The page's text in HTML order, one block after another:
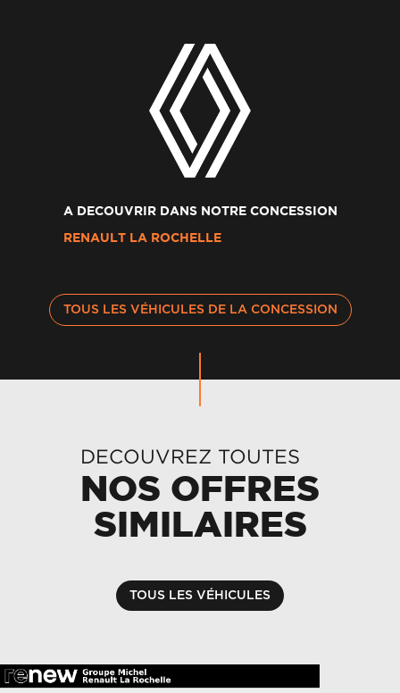
A DECOUVRIR DANS NOTRE CONCESSION
RENAULT LA ROCHELLE
TOUS LES VÉHICULES DE LA CONCESSION
DECOUVREZ TOUTES
NOS OFFRES
SIMILAIRES
TOUS LES VÉHICULES